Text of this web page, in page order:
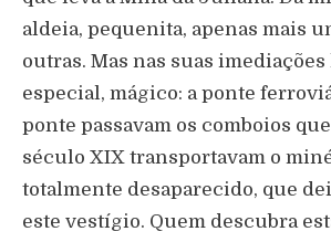
aldeia, pequenita, apenas mais
outras. Mas nas suas
especial, mágico: a ponte
ponte passavam os comboios
século XIX transportavam o
totalmente desaparecido, que
este vestígio. Quem descubra